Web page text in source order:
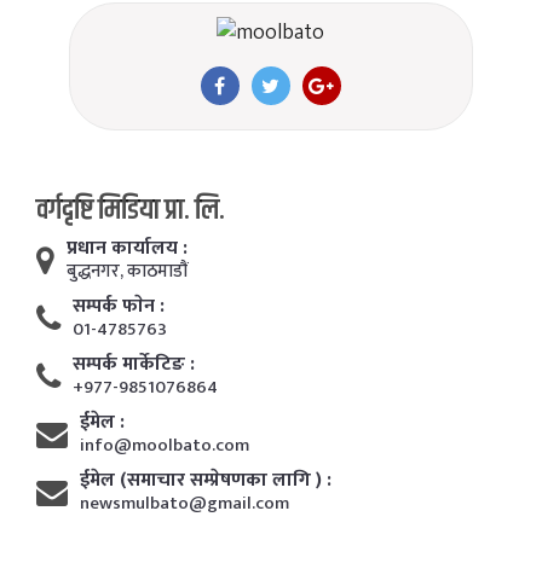
वर्गदृष्टि मिडिया प्रा. लि.
प्रधान कार्यालय :
बुद्धनगर, काठमाडाैं
सम्पर्क फाेन :
01-4785763
सम्पर्क मार्केटिङ :
+977-9851076864
ईमेल :
info@moolbato.com
ईमेल (समाचार सम्प्रेषणका लागि ) :
newsmulbato@gmail.com